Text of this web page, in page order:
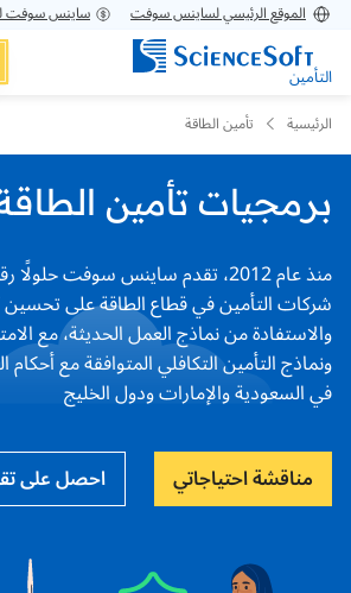
الموقع الرئيسي لساينس سوفت ساينس سوفت
التأمين
الرئيسية تأمين الطاقة
برمجيات تأمين
منذ عام 2012، تقدم ساينس سوفت
شركات التأمين في قطاع الطاقة على تحسين
والاستفادة من نماذج العمل الحديثة، مع
ونماذج التأمين التكافلي المتوافقة مع أحكام
في السعودية والإمارات ودول الخليج
مناقشة احتياجاتي احصل على